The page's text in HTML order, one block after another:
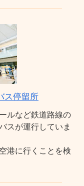
ス停留所
ルなど鉄道路線の
スが運行していま
港に行くことを検